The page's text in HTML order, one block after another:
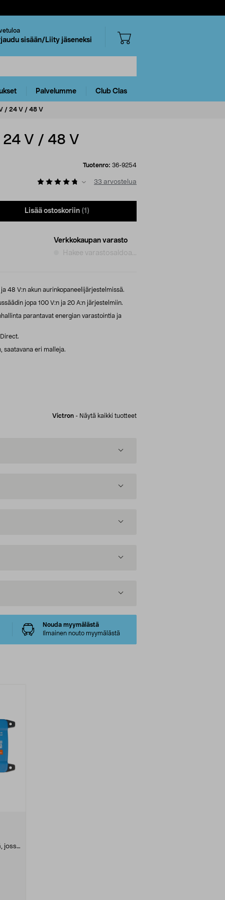
sisään/Liity jäseneksi
Palvelumme Club Clas
/ 24 V / 48 V
24 V / 48 V
Tuotenro: 36-9254
33 arvostelua
Lisää ostoskoriin (1)
Verkkokaupan varasto
Hakee varastosaldoa...
48 V:n akun aurinkopaneelijärjestelmissä.
jopa 100 V:n ja 20 A:n järjestelmiin.
parantavat energian varastointia ja
saatavana eri malleja.
Victron - Näytä kaikki tuotteet
Nouda myymälästä
Ilmainen nouto myymälästä
jossa